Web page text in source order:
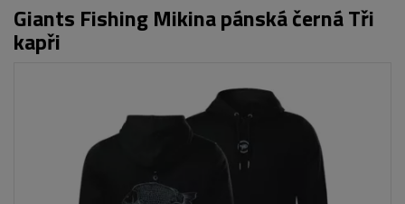
Giants Fishing Mikina pánská černá Tři
kapři